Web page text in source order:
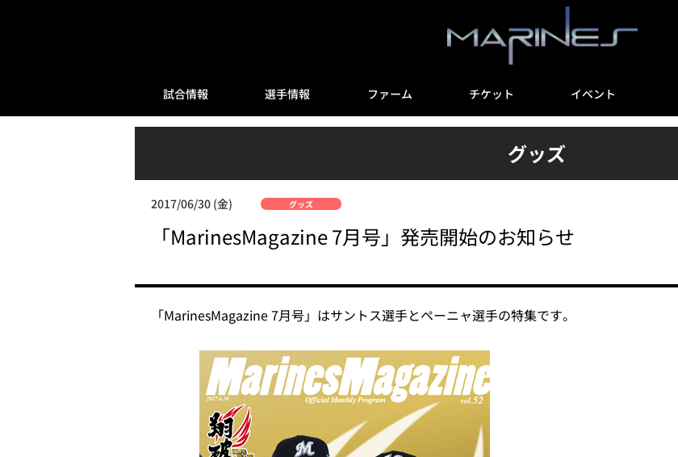
試合情報 選手情報 ファーム チケット イベント
グッズ
2017/06/30 (金) グッズ
「MarinesMagazine 7月号」発売開始のお知らせ
「MarinesMagazine 7月号」はサントス選手とペーニャ選手の特集です。